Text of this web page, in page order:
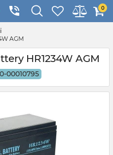
0
AGM
HR1234W AGM
00010795